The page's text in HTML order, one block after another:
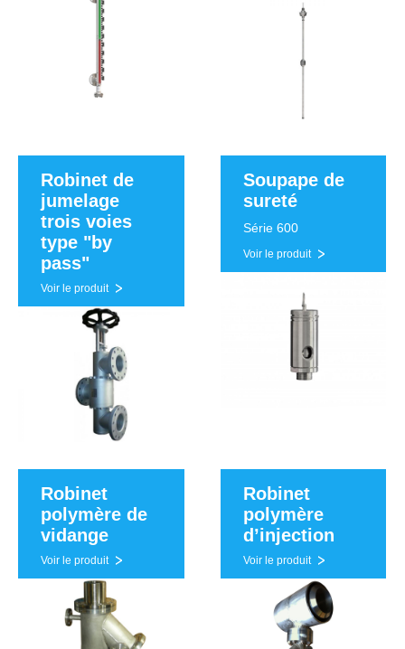
Robinet de
jumelage
trois voies
type "by
pass"
Voir le produit
Soupape de
sureté
Série 600
Voir le produit
Robinet
polymère de
vidange
Voir le produit
Robinet
polymère
d’injection
Voir le produit